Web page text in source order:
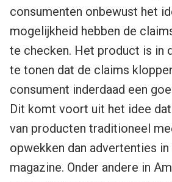
consumenten onbewust het
mogelijkheid hebben de
te checken. Het product is in
te tonen dat de claims
consument inderdaad een
Dit komt voort uit het idee
van producten traditioneel
opwekken dan advertenties
magazine. Onder andere in